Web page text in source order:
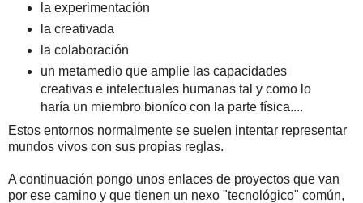
la experimentación
la creativada
la colaboración
un metamedio que amplie las capacidades
creativas e intelectuales humanas tal y como lo
haría un miembro bioníco con la parte física....
Estos entornos normalmente se suelen intentar representar
mundos vivos con sus propias reglas.
A continuación pongo unos enlaces de proyectos que van
por ese camino y que tienen un nexo "tecnológico" común,